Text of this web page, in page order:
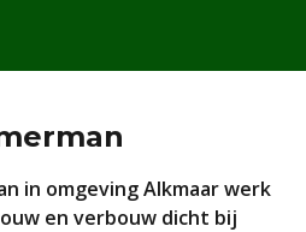
in omgeving Alkmaar werk
en verbouw dicht bij